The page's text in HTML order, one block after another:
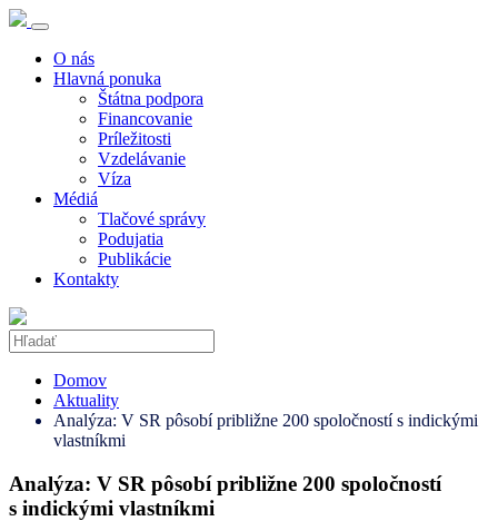
O nás
Hlavná ponuka
Štátna podpora
Financovanie
Príležitosti
Vzdelávanie
Víza
Médiá
Tlačové správy
Podujatia
Publikácie
Kontakty
Domov
Aktuality
Analýza: V SR pôsobí približne 200 spoločností s indickými
vlastníkmi
Analýza: V SR pôsobí približne 200 spoločností
s indickými vlastníkmi